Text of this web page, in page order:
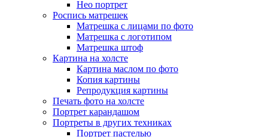
Нео портрет
Роспись матрешек
Матрешка с лицами по фото
Матрешка с логотипом
Матрешка штоф
Картина на холсте
Картина маслом по фото
Копия картины
Репродукция картины
Печать фото на холсте
Портрет карандашом
Портреты в других техниках
Портрет пастелью